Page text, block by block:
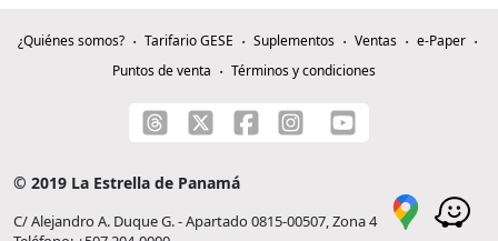
¿Quiénes somos? Tarifario GESE Suplementos Ventas
e-Paper
Puntos de venta
Términos y condiciones
© 2019 La Estrella de Panamá
C/ Alejandro A. Duque G. - Apartado 0815-00507, Zona 4